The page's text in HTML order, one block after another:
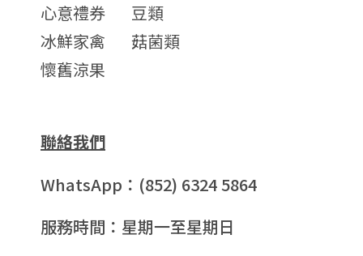
心意禮券
豆類
冰鮮家禽
菇菌類
懷舊涼果
聯絡我們
WhatsApp：(852) 6324 5864
服務時間：星期一至星期日